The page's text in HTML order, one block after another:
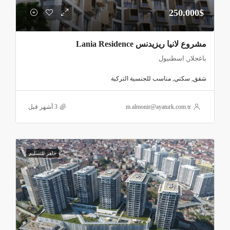
لاستثمار عقاري طويل الأمد في واحدة من أعلى مناطق
إسطنبول طلبًا.
السكنية مع وحدات تجارية مختارة بعناية في الطوابق
السفلية، تضم علامات معروفة ومستخدمة يوميًا، ما يضيف
قيمة عملية حقيقية للحياة داخل المشروع دون التأثير على
خصوصية السكان. هذا التوازن بين السكن والخدمة يعكس
رؤية عمرانية ناضجة لا تعتمد على الكثافة التجارية، بل على
الانتقائية وجودة الاستخدام.
مشروع صبا سنتر seba center مناسب للحصول على
الجنسية
التركية عبر التملّك العقاري بقيمة لا تقل عن 400,000
دولار
أمريكي وفق القوانين المعمول بها، كما أنه مناسب أيضًا
250.000$
مشروع لانيا ريزيدنس Lania Residence
باغجلار, اسطنبول
شقق, سكني, مناسب للجنسية التركية
m.almonir@ayaturk.com.tr
جاهز للتسليم